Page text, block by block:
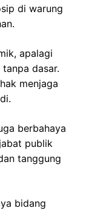
di warung
apalagi
dasar.
menjaga
berbahaya
publik
tanggung
bidang